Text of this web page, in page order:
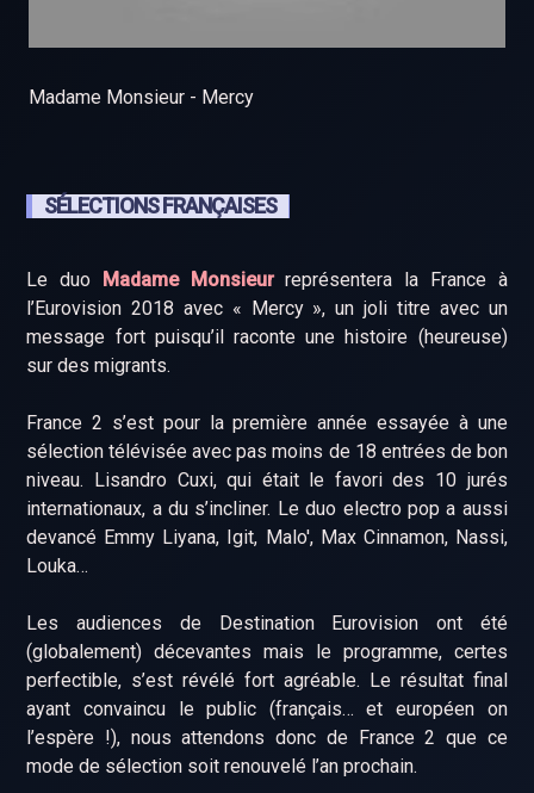
Madame Monsieur - Mercy
SÉLECTIONS FRANÇAISES
Le duo Madame Monsieurreprésentera la France à
l’Eurovision 2018 avec « Mercy », un joli titre avec un
message fort puisqu’il raconte une histoire (heureuse)
sur des migrants.
France 2 s’est pour la première année essayée à une
sélection télévisée avec pas moins de 18 entrées de bon
niveau. Lisandro Cuxi, qui était le favori des 10 jurés
internationaux, a du s’incliner. Le duo electro pop a aussi
devancé Emmy Liyana, Igit, Malo', Max Cinnamon, Nassi,
Louka…
Les audiences de Destination Eurovision ont été
(globalement) décevantes mais le programme, certes
perfectible, s’est révélé fort agréable. Le résultat final
ayant convaincu le public (français… et européen on
l’espère !), nous attendons donc de France 2 que ce
mode de sélection soit renouvelé l’an prochain.